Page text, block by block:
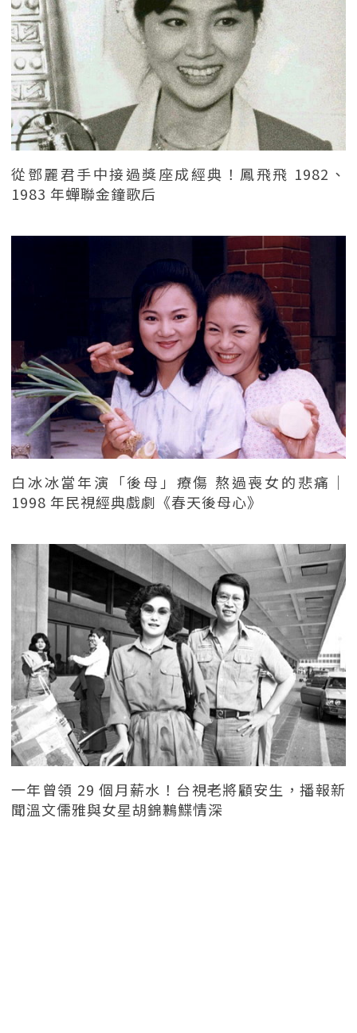
從鄧麗君手中接過獎座成經典！鳳飛飛 1982、
1983 年蟬聯金鐘歌后
白冰冰當年演「後母」療傷 熬過喪女的悲痛｜
1998 年民視經典戲劇《春天後母心》
一年曾領 29 個月薪水！台視老將顧安生，播報新
聞溫文儒雅與女星胡錦鶼鰈情深